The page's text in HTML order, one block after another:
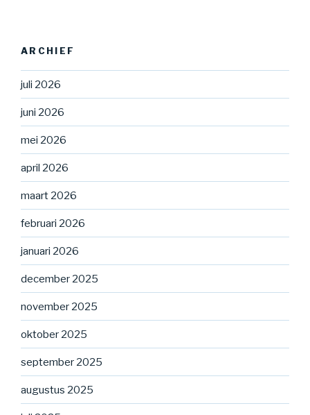
ARCHIEF
juli 2026
juni 2026
mei 2026
april 2026
maart 2026
februari 2026
januari 2026
december 2025
november 2025
oktober 2025
september 2025
augustus 2025